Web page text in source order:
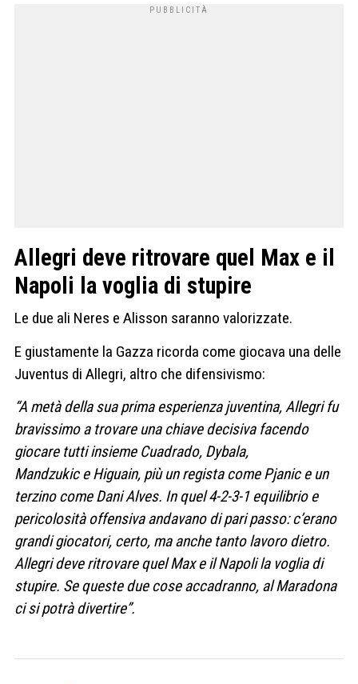
Allegri deve ritrovare quel Max e il
Napoli la voglia di stupire
Le due ali Neres e Alisson saranno valorizzate.
E giustamente la Gazza ricorda come giocava una delle
Juventus di Allegri, altro che difensivismo:
“A metà della sua prima esperienza juventina, Allegri fu
bravissimo a trovare una chiave decisiva facendo
giocare tutti insieme Cuadrado, Dybala,
Mandzukic e Higuain, più un regista come Pjanic e un
terzino come Dani Alves. In quel 4-2-3-1 equilibrio e
pericolosità offensiva andavano di pari passo: c’erano
grandi giocatori, certo, ma anche tanto lavoro dietro.
Allegri deve ritrovare quel Max e il Napoli la voglia di
stupire. Se queste due cose accadranno, al Maradona
ci si potrà divertire”.